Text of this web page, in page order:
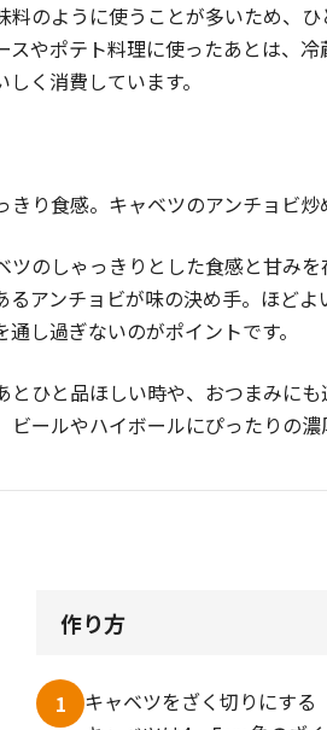
料のように使うことが多いため、
スやポテト料理に使ったあとは、
く消費しています。
り食感。キャベツのアンチョビ炒
ツのしゃっきりとした食感と甘み
るアンチョビが味の決め手。ほど
し過ぎないのがポイントです。
とひと品ほしい時や、おつまみに
ールやハイボールにぴったりの濃
作り方
1
キャベツをざく切りにする